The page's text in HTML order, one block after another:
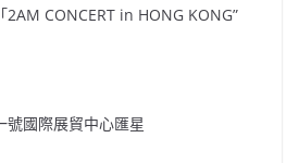
CONCERT in HONG KONG”
號國際展貿中心匯星